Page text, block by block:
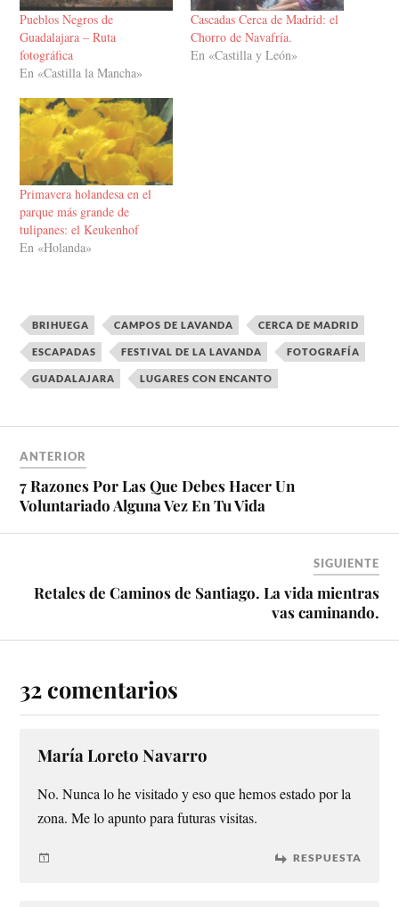
Pueblos Negros de
Guadalajara – Ruta
fotográfica
En «Castilla la Mancha»
Cascadas Cerca de Madrid: el
Chorro de Navafría.
En «Castilla y León»
Primavera holandesa en el
parque más grande de
tulipanes: el Keukenhof
En «Holanda»
BRIHUEGA CAMPOS DE LAVANDA CERCA DE MADRID
ESCAPADAS FESTIVAL DE LA LAVANDA FOTOGRAFÍA
GUADALAJARA LUGARES CON ENCANTO
ANTERIOR
7 Razones Por Las Que Debes Hacer Un
Voluntariado Alguna Vez En Tu Vida
SIGUIENTE
Retales de Caminos de Santiago. La vida mientras
vas caminando.
32 comentarios
María Loreto Navarro
No. Nunca lo he visitado y eso que hemos estado por la
zona. Me lo apunto para futuras visitas.
RESPUESTA